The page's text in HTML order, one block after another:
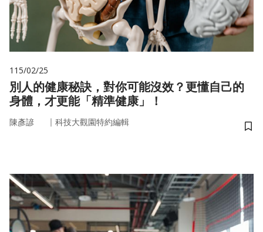
115/02/25
別人的健康秘訣，對你可能沒效？更懂自己的
身體，才更能「精準健康」！
陳彥諺 ｜ 科技大觀園特約編輯
儲